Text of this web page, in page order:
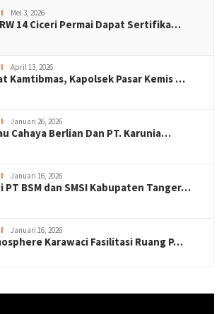
Mei 3, 2026
RW 14 Ciceri Permai Dapat Sertifika…
April 13, 2026
Kamtibmas, Kapolsek Pasar Kemis …
Januari 26, 2026
Cahaya Berlian Dan PT. Karunia…
Januari 16, 2026
PT BSM dan SMSI Kabupaten Tanger…
Januari 16, 2026
Karawaci Fasilitasi Ruang P…